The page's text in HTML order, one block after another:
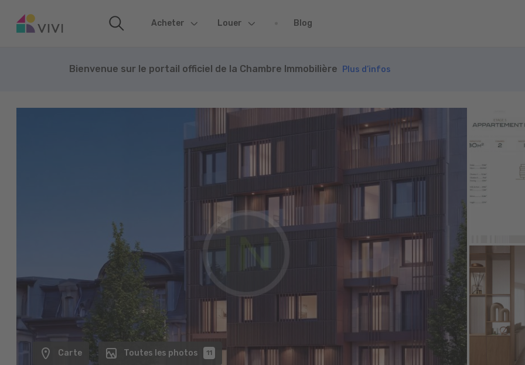
Acheter (current)Louer Blog
Bienvenue sur le portail officiel de la Chambre Immobilière Plus d’infos
Carte Toutes les photos 11